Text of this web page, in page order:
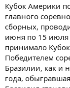
Кубок Америки
главного
сборных,
июня по 15 июля
принимало
Победителем
Бразилии, как и
года,